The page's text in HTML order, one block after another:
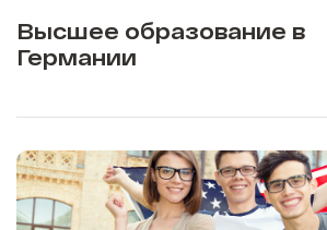
Высшее образование в
Германии